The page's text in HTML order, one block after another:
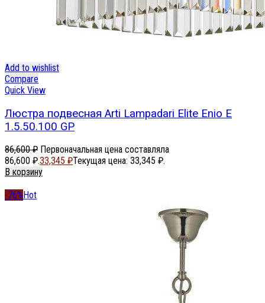
Add to wishlist
Compare
Quick View
Люстра подвесная Arti Lampadari Elite Enio E
1.5.50.100 GP
86,600₽ Первоначальная цена составляла
86,600 ₽.33,345 ₽Текущая цена: 33,345 ₽.
В корзину
-76% Hot